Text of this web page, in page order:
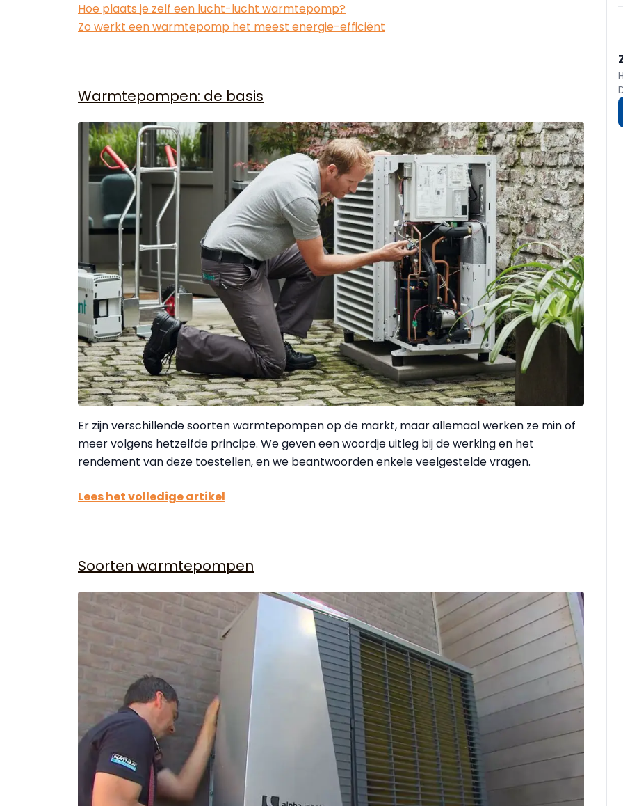
Hoe plaats je zelf een lucht-lucht warmtepomp?
Zo werkt een warmtepomp het meest energie-efficiënt
Warmtepompen: de basis
Er zijn verschillende soorten warmtepompen op de markt, maar allemaal werken ze min of
meer volgens hetzelfde principe. We geven een woordje uitleg bij de werking en het
rendement van deze toestellen, en we beantwoorden enkele veelgestelde vragen.
Lees het volledige artikel
Soorten warmtepompen